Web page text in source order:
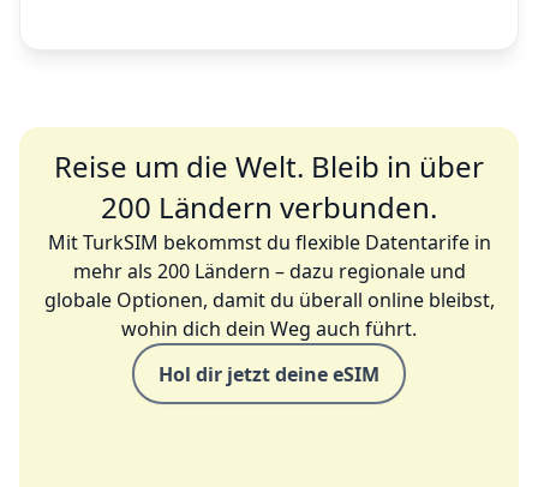
Reise um die Welt. Bleib in über
200 Ländern verbunden.
Mit TurkSIM bekommst du flexible Datentarife in
mehr als 200 Ländern – dazu regionale und
globale Optionen, damit du überall online bleibst,
wohin dich dein Weg auch führt.
Hol dir jetzt deine eSIM